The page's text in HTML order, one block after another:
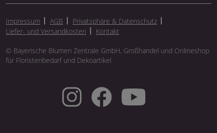
Impressum AGB
Privatsphäre & Datenschutz
Liefer- und Versandkosten
Kontakt
© Bayerische Blumen Zentrale GmbH, Großhandel und Onlineshop
für Floristenbedarf und Dekoartikel